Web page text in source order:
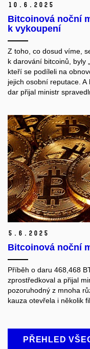
10. 6. 2025
Bitcoinová noční
k vykoupení
Z toho, co dosud víme,
k darování bitcoinů, byly
kteří se podíleli na
jejich osobní reputace.
dar přijal ministr
5. 6. 2025
Bitcoinová noční
Příběh o daru 468,468
zprostředkoval a přijal
pozoruhodný z mnoha
kauza otevřela i několik
PŘEHLED